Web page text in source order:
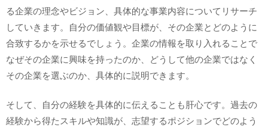
る企業の理念やビジョン、具体的な事業内容についてリサーチ
していきます。自分の価値観や目標が、その企業とどのように
合致するかを示せるでしょう。企業の情報を取り入れることで
なぜその企業に興味を持ったのか、どうして他の企業ではなく
その企業を選ぶのか、具体的に説明できます。
そして、自分の経験を具体的に伝えることも肝心です。過去の
経験から得たスキルや知識が、志望するポジションでどのよう